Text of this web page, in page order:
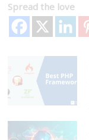
Spread the love